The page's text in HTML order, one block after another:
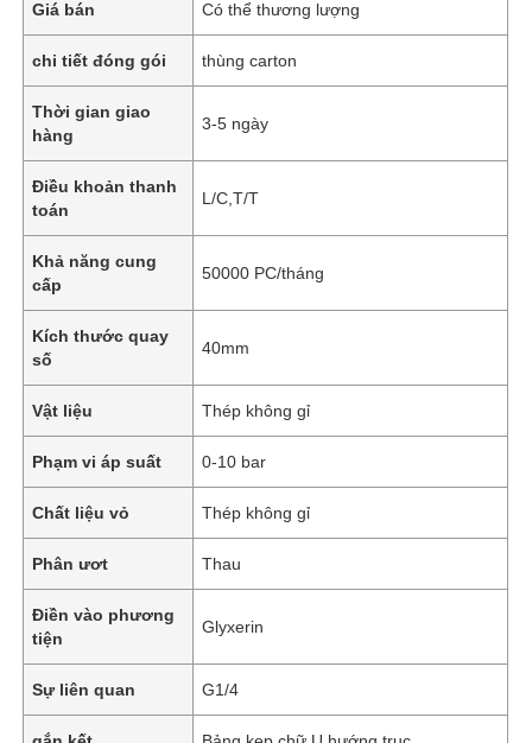
Giá bán Có thể thương lượng
chi tiết đóng gói thùng carton
Thời gian giao
hàng
3-5 ngày
Điều khoản thanh
toán
L/C,T/T
Khả năng cung
cấp
50000 PC/tháng
Kích thước quay
số
40mm
Vật liệu Thép không gỉ
Phạm vi áp suất 0-10 bar
Chất liệu vỏ Thép không gỉ
Phân ươt Thau
Điền vào phương
tiện
Glyxerin
Sự liên quan G1/4